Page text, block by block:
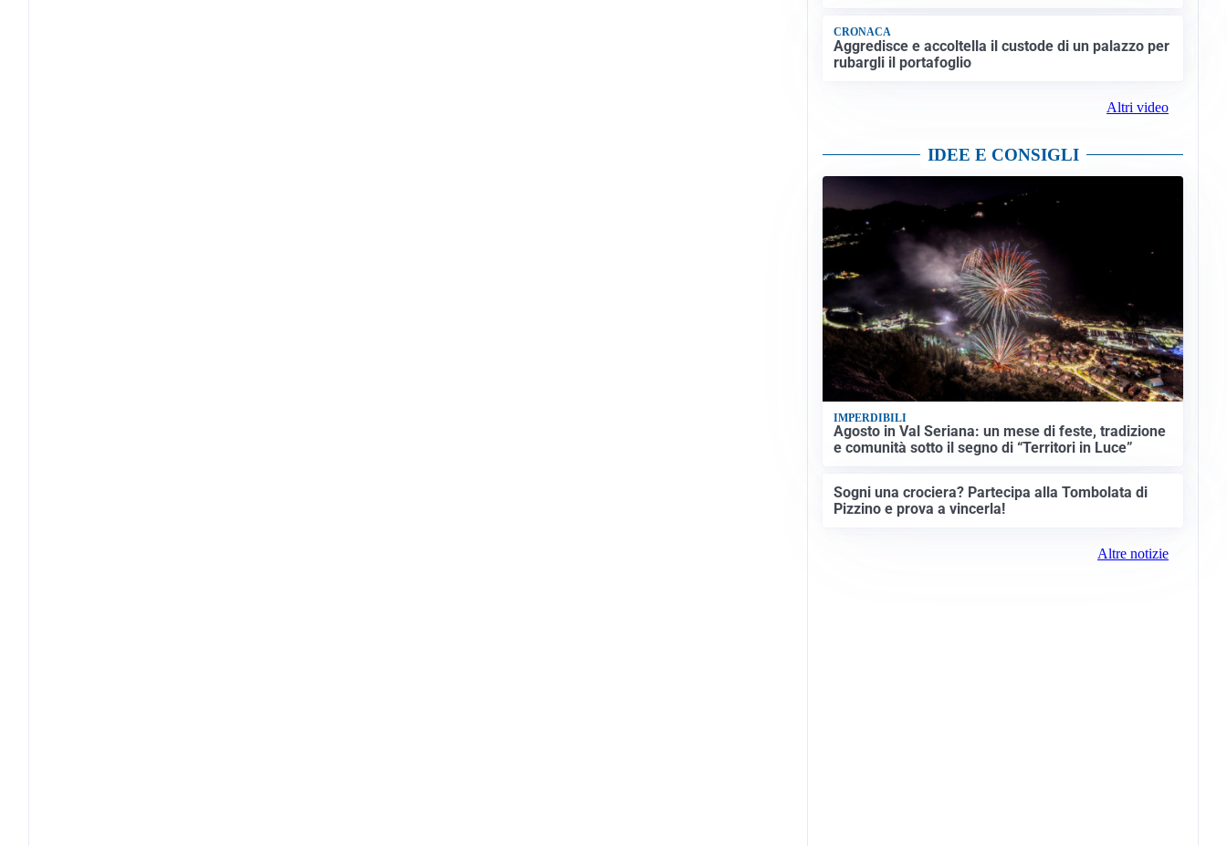
CRONACA
Aggredisce e accoltella il custode di un palazzo per
rubargli il portafoglio
Altri video
IDEE E CONSIGLI
IMPERDIBILI
Agosto in Val Seriana: un mese di feste, tradizione
e comunità sotto il segno di “Territori in Luce”
Sogni una crociera? Partecipa alla Tombolata di
Pizzino e prova a vincerla!
Altre notizie